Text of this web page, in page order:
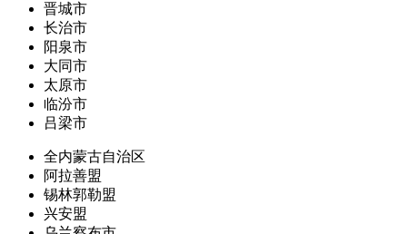
晋城市
长治市
阳泉市
大同市
太原市
临汾市
吕梁市
全内蒙古自治区
阿拉善盟
锡林郭勒盟
兴安盟